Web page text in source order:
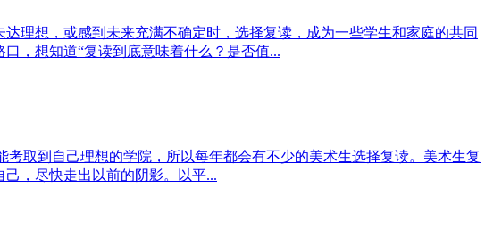
理想，或感到未来充满不确定时，选择复读，成为一些学生和家庭的共同
，想知道“复读到底意味着什么？是否值...
取到自己理想的学院，所以每年都会有不少的美术生选择复读。美术生复
，尽快走出以前的阴影。以平...